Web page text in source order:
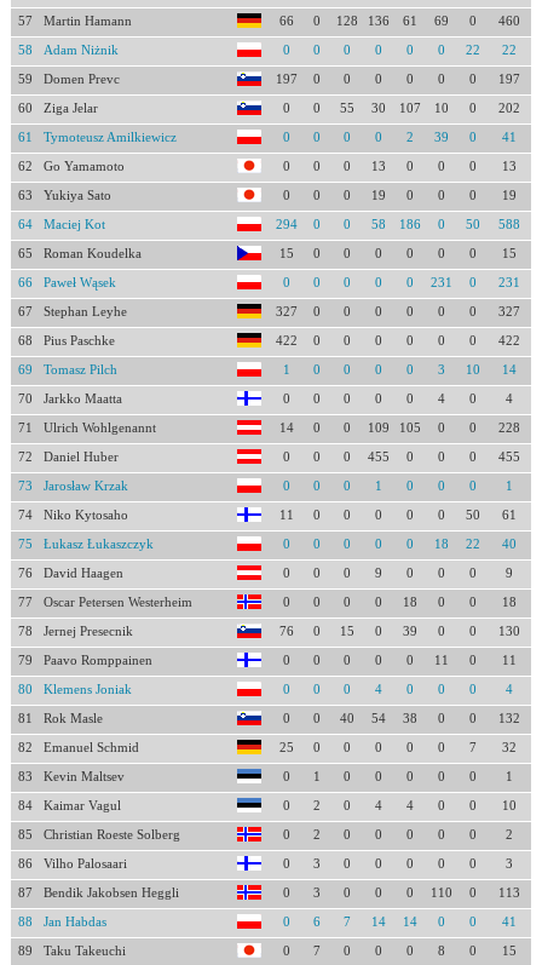
57 Martin Hamann 66 0 128 136 61 69 0 460
58 Adam Niżnik 0 0 0 0 0 0 22 22
59 Domen Prevc 197 0 0 0 0 0 0 197
60 Ziga Jelar 0 0 55 30 107 10 0 202
61 Tymoteusz Amilkiewicz 0 0 0 0 2 39 0 41
62 Go Yamamoto 0 0 0 13 0 0 0 13
63 Yukiya Sato 0 0 0 19 0 0 0 19
64 Maciej Kot 294 0 0 58 186 0 50 588
65 Roman Koudelka 15 0 0 0 0 0 0 15
66 Paweł Wąsek 0 0 0 0 0 231 0 231
67 Stephan Leyhe 327 0 0 0 0 0 0 327
68 Pius Paschke 422 0 0 0 0 0 0 422
69 Tomasz Pilch 1 0 0 0 0 3 10 14
70 Jarkko Maatta 0 0 0 0 0 4 0 4
71 Ulrich Wohlgenannt 14 0 0 109 105 0 0 228
72 Daniel Huber 0 0 0 455 0 0 0 455
73 Jarosław Krzak 0 0 0 1 0 0 0 1
74 Niko Kytosaho 11 0 0 0 0 0 50 61
75 Łukasz Łukaszczyk 0 0 0 0 0 18 22 40
76 David Haagen 0 0 0 9 0 0 0 9
77 Oscar Petersen Westerheim 0 0 0 0 18 0 0 18
78 Jernej Presecnik 76 0 15 0 39 0 0 130
79 Paavo Romppainen 0 0 0 0 0 11 0 11
80 Klemens Joniak 0 0 0 4 0 0 0 4
81 Rok Masle 0 0 40 54 38 0 0 132
82 Emanuel Schmid 25 0 0 0 0 0 7 32
83 Kevin Maltsev 0 1 0 0 0 0 0 1
84 Kaimar Vagul 0 2 0 4 4 0 0 10
85 Christian Roeste Solberg 0 2 0 0 0 0 0 2
86 Vilho Palosaari 0 3 0 0 0 0 0 3
87 Bendik Jakobsen Heggli 0 3 0 0 0 110 0 113
88 Jan Habdas 0 6 7 14 14 0 0 41
89 Taku Takeuchi 0 7 0 0 0 8 0 15